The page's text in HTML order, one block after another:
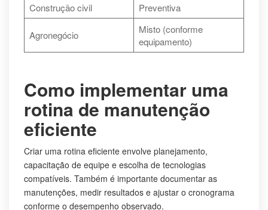
Construção civil
Preventiva
Agronegócio
Misto (conforme
equipamento)
Como implementar uma
rotina de manutenção
eficiente
Criar uma rotina eficiente envolve planejamento,
capacitação de equipe e escolha de tecnologias
compatíveis. Também é importante documentar as
manutenções, medir resultados e ajustar o cronograma
conforme o desempenho observado.